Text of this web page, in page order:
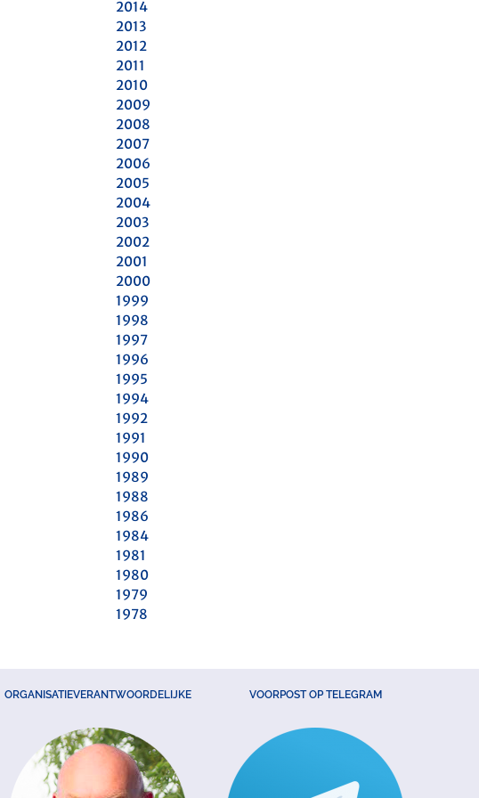
2014
2013
2012
2011
2010
2009
2008
2007
2006
2005
2004
2003
2002
2001
2000
1999
1998
1997
1996
1995
1994
1992
1991
1990
1989
1988
1986
1984
1981
1980
1979
1978
ORGANISATIEVERANTWOORDELIJKE VOORPOST OP TELEGRAM